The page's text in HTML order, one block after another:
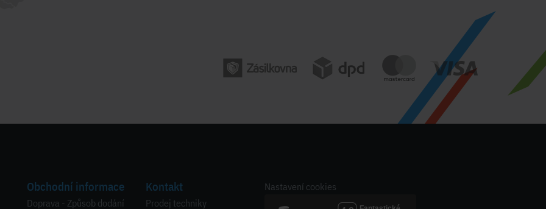
Obchodní informace
Doprava - Způsob dodání
Kontakt
Prodej techniky
Nastavení cookies